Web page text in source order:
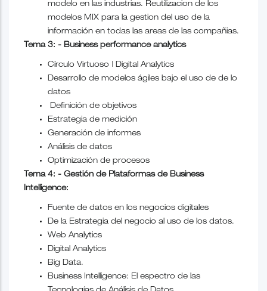
modelo en las industrias. Reutilizacion de los
modelos MIX para la gestion del uso de la
información en todas las areas de las compañias.
Tema 3: - Business performance analytics
Círculo Virtuoso | Digital Analytics
Desarrollo de modelos ágiles bajo el uso de de lo
datos
Definición de objetivos
Estrategia de medición
Generación de informes
Análisis de datos
Optimización de procesos
Tema 4: - Gestión de Plataformas de Business
Intelligence:
Fuente de datos en los negocios digitales
De la Estrategia del negocio al uso de los datos.
Web Analytics
Digital Analytics
Big Data.
Business Intelligence: El espectro de las